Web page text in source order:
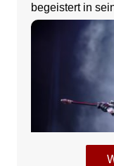
begeistert in